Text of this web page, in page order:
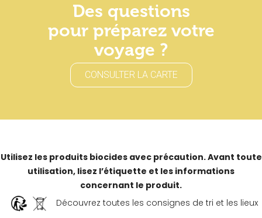
Des questions
pour préparez votre
voyage ?
CONSULTER LA CARTE
Utilisez les produits biocides avec précaution. Avant toute
utilisation, lisez l’étiquette et les informations
concernant le produit.
Découvrez toutes les consignes de tri et les lieux